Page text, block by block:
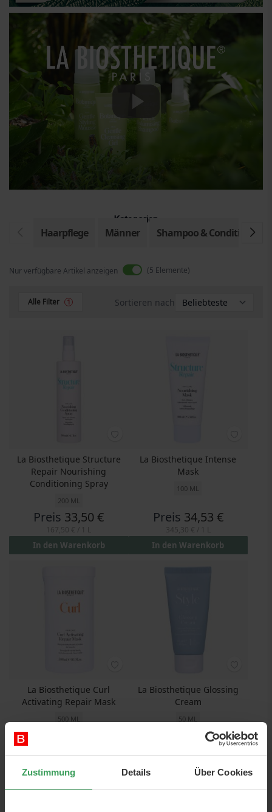
Zustimmung Details Über Cookies
Kategorien
Haarpflege Männer Shampoo & Conditioner
Nur verfügbare Artikel anzeigen 5 Elemente
Alle Filter 1 Sortieren nach
La Biosthetique Structure
Repair Nourishing
Conditioning Spray
200 ML
Preis 33,50 €
In den Warenkorb
La Biosthetique Intense
Mask
100 ML
Preis 34,53 €
In den Warenkorb
La Biosthetique Curl
Activating Repair Mask
500 ML
La Biosthetique Glossing
Cream
50 ML
16,75 €